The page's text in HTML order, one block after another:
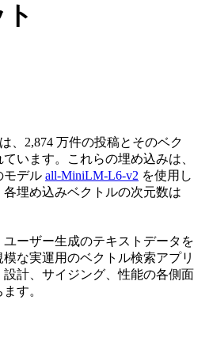
、2,874 万件の投稿とそのベク
います。これらの埋め込みは、
モデル all-MiniLM-L6-v2 を使用し
埋め込みベクトルの次元数は
ーザー生成のテキストデータを
な実運用のベクトル検索アプリ
計、サイジング、性能の各側面
す。